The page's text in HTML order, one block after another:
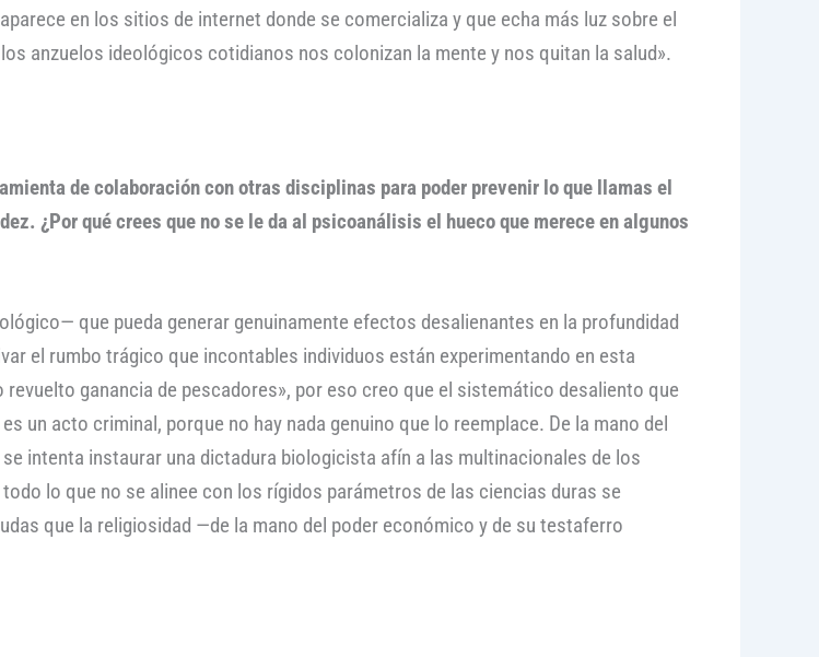
en los sitios de internet donde se comercializa y que echa más luz sobre el
anzuelos ideológicos cotidianos nos colonizan la mente y nos quitan la salud».
de colaboración con otras disciplinas para poder prevenir lo que llamas el
¿Por qué crees que no se le da al psicoanálisis el hueco que merece en algunos
que pueda generar genuinamente efectos desalienantes en la profundidad
el rumbo trágico que incontables individuos están experimentando en esta
ganancia de pescadores», por eso creo que el sistemático desaliento que
un acto criminal, porque no hay nada genuino que lo reemplace. De la mano del
intenta instaurar una dictadura biologicista afín a las multinacionales de los
lo que no se alinee con los rígidos parámetros de las ciencias duras se
que la religiosidad —de la mano del poder económico y de su testaferro